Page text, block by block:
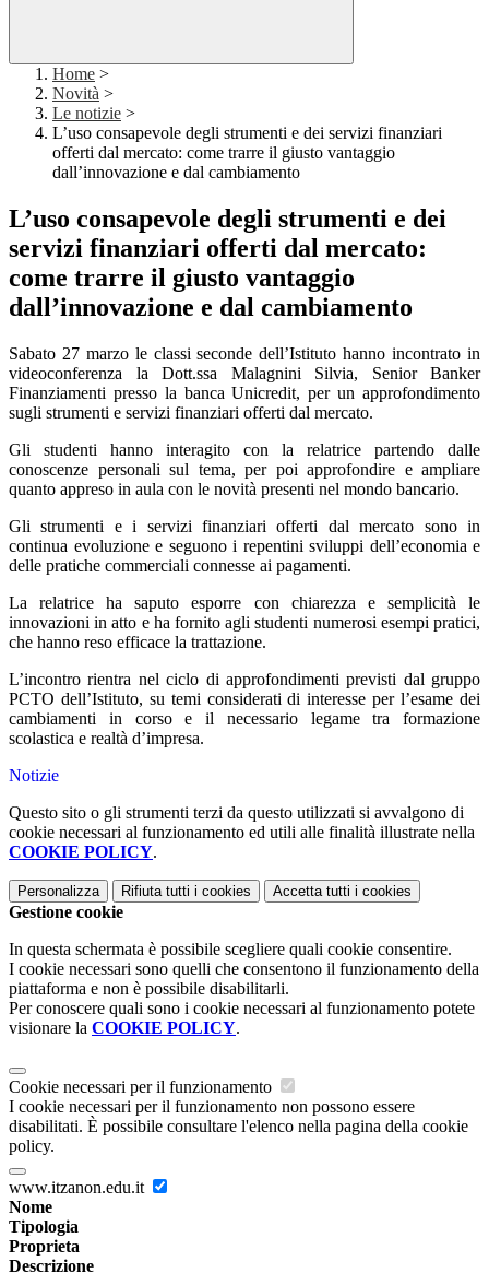
Home >
Novità >
Le notizie >
L’uso consapevole degli strumenti e dei servizi finanziari
offerti dal mercato: come trarre il giusto vantaggio
dall’innovazione e dal cambiamento
L’uso consapevole degli strumenti e dei
servizi finanziari offerti dal mercato:
come trarre il giusto vantaggio
dall’innovazione e dal cambiamento
Sabato 27 marzo le classi seconde dell’Istituto hanno incontrato in
videoconferenza la Dott.ssa Malagnini Silvia, Senior Banker
Finanziamenti presso la banca Unicredit, per un approfondimento
sugli strumenti e servizi finanziari offerti dal mercato.
Gli studenti hanno interagito con la relatrice partendo dalle
conoscenze personali sul tema, per poi approfondire e ampliare
quanto appreso in aula con le novità presenti nel mondo bancario.
Gli strumenti e i servizi finanziari offerti dal mercato sono in
continua evoluzione e seguono i repentini sviluppi dell’economia e
delle pratiche commerciali connesse ai pagamenti.
La relatrice ha saputo esporre con chiarezza e semplicità le
innovazioni in atto e ha fornito agli studenti numerosi esempi pratici,
che hanno reso efficace la trattazione.
L’incontro rientra nel ciclo di approfondimenti previsti dal gruppo
PCTO dell’Istituto, su temi considerati di interesse per l’esame dei
cambiamenti in corso e il necessario legame tra formazione
scolastica e realtà d’impresa.
Notizie
Questo sito o gli strumenti terzi da questo utilizzati si avvalgono di
cookie necessari al funzionamento ed utili alle finalità illustrate nella
COOKIE POLICY.
Personalizza Rifiuta tutti i cookies Accetta tutti i cookies
Gestione cookie
In questa schermata è possibile scegliere quali cookie consentire.
I cookie necessari sono quelli che consentono il funzionamento della
piattaforma e non è possibile disabilitarli.
Per conoscere quali sono i cookie necessari al funzionamento potete
visionare la COOKIE POLICY.
Cookie necessari per il funzionamento
I cookie necessari per il funzionamento non possono essere
disabilitati. È possibile consultare l'elenco nella pagina della cookie
policy.
www.itzanon.edu.it
Nome
Tipologia
Proprieta
Descrizione